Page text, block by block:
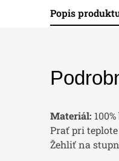
Popis
Materiál:
Prať pri teplote
Žehliť na